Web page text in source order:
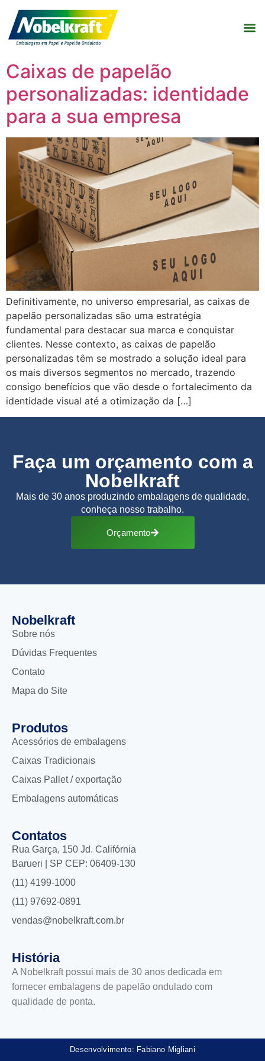
Caixas de papelão
personalizadas: identidade
para a sua empresa
Definitivamente, no universo empresarial, as caixas de
papelão personalizadas são uma estratégia
fundamental para destacar sua marca e conquistar
clientes. Nesse contexto, as caixas de papelão
personalizadas têm se mostrado a solução ideal para
os mais diversos segmentos no mercado, trazendo
consigo benefícios que vão desde o fortalecimento da
identidade visual até a otimização da […]
Faça um orçamento com a
Nobelkraft
Mais de 30 anos produzindo embalagens de qualidade,
conheça nosso trabalho.
Orçamento
Nobelkraft
Sobre nós
Dúvidas Frequentes
Contato
Mapa do Site
Produtos
Acessórios de embalagens
Caixas Tradicionais
Caixas Pallet / exportação
Embalagens automáticas
Contatos
Rua Garça, 150 Jd. Califórnia
Barueri | SP CEP: 06409-130
(11) 4199-1000
(11) 97692-0891
vendas@nobelkraft.com.br
História
A Nobelkraft possui mais de 30 anos dedicada em
fornecer embalagens de papelão ondulado com
qualidade de ponta.
Desenvolvimento: Fabiano Migliani